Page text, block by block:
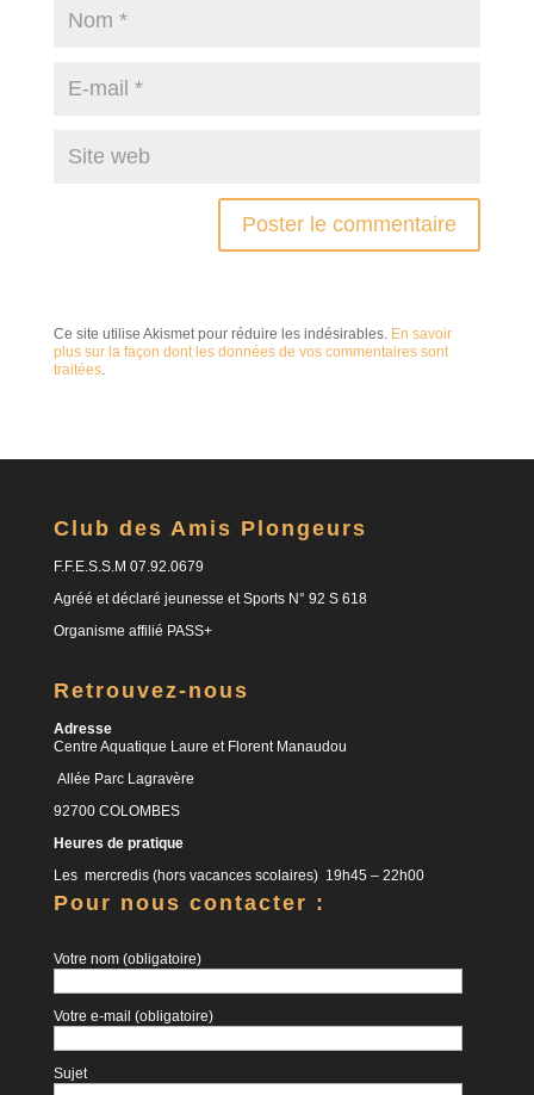
Ce site utilise Akismet pour réduire les indésirables. En savoir
plus sur la façon dont les données de vos commentaires sont
traitées.
Club des Amis Plongeurs
F.F.E.S.S.M 07.92.0679
Agréé et déclaré jeunesse et Sports N° 92 S 618
Organisme affilié PASS+
Retrouvez-nous
Adresse
Centre Aquatique Laure et Florent Manaudou
Allée Parc Lagravère
92700 COLOMBES
Heures de pratique
Les mercredis (hors vacances scolaires) 19h45 – 22h00
Pour nous contacter :
Votre nom (obligatoire)
Votre e-mail (obligatoire)
Sujet